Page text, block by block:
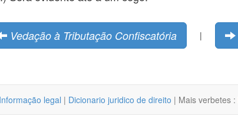
Vedação à Tributação Confiscatória |
Informação legal | Dicionario juridico de direito | Mais verbetes :